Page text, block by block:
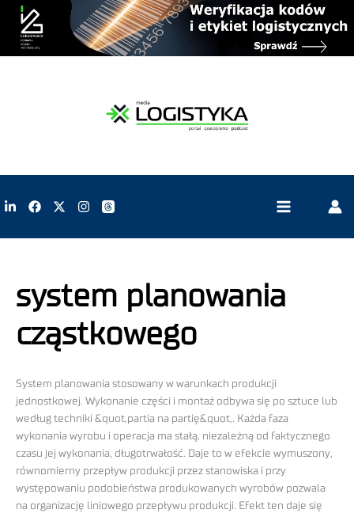
system planowania
cząstkowego
System planowania stosowany w warunkach produkcji
jednostkowej. Wykonanie części i montaż odbywa się po sztuce lub
według techniki &quot,partia na partię&quot,. Każda faza
wykonania wyrobu i operacja ma stałą, niezależną od faktycznego
czasu jej wykonania, długotrwałość. Daje to w efekcie wymuszony,
równomierny przepływ produkcji przez stanowiska i przy
występowaniu podobieństwa produkowanych wyrobów pozwala
na organizację liniowego przepływu produkcji. Efekt ten daje się